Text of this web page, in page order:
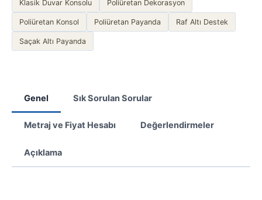
Klasik Duvar Konsolu Poliüretan Dekorasyon
Poliüretan Konsol Poliüretan Payanda Raf Altı Destek
Saçak Altı Payanda
Genel Sık Sorulan Sorular
Metraj ve Fiyat Hesabı Değerlendirmeler
Açıklama